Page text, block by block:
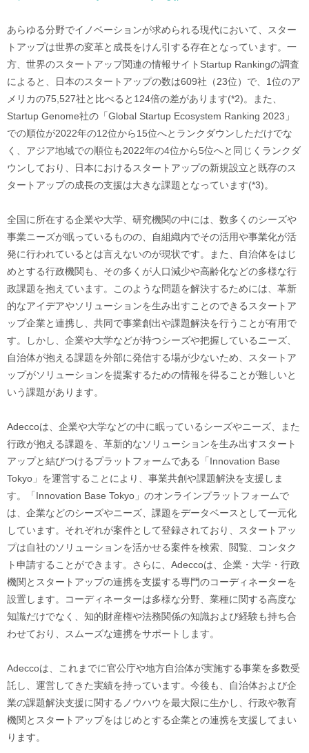
あらゆる分野でイノベーションが求められる現代において、スター
トアップは世界の変革と成長をけん引する存在となっています。一
方、世界のスタートアップ関連の情報サイトStartup Rankingの調査
によると、日本のスタートアップの数は609社（23位）で、1位のア
メリカの75,527社と比べると124倍の差があります(*2)。また、
Startup Genome社の「Global Startup Ecosystem Ranking 2023」
での順位が2022年の12位から15位へとランクダウンしただけでな
く、アジア地域での順位も2022年の4位から5位へと同じくランクダ
ウンしており、日本におけるスタートアップの新規設立と既存のス
タートアップの成長の支援は大きな課題となっています(*3)。
全国に所在する企業や大学、研究機関の中には、数多くのシーズや
事業ニーズが眠っているものの、自組織内でその活用や事業化が活
発に行われているとは言えないのが現状です。また、自治体をはじ
めとする行政機関も、その多くが人口減少や高齢化などの多様な行
政課題を抱えています。このような問題を解決するためには、革新
的なアイデアやソリューションを生み出すことのできるスタートア
ップ企業と連携し、共同で事業創出や課題解決を行うことが有用で
す。しかし、企業や大学などが持つシーズや把握しているニーズ、
自治体が抱える課題を外部に発信する場が少ないため、スタートア
ップがソリューションを提案するための情報を得ることが難しいと
いう課題があります。
Adeccoは、企業や大学などの中に眠っているシーズやニーズ、また
行政が抱える課題を、革新的なソリューションを生み出すスタート
アップと結びつけるプラットフォームである「Innovation Base
Tokyo」を運営することにより、事業共創や課題解決を支援しま
す。「Innovation Base Tokyo」のオンラインプラットフォームで
は、企業などのシーズやニーズ、課題をデータベースとして一元化
しています。それぞれが案件として登録されており、スタートアッ
プは自社のソリューションを活かせる案件を検索、閲覧、コンタク
ト申請することができます。さらに、Adeccoは、企業・大学・行政
機関とスタートアップの連携を支援する専門のコーディネーターを
設置します。コーディネーターは多様な分野、業種に関する高度な
知識だけでなく、知的財産権や法務関係の知識および経験も持ち合
わせており、スムーズな連携をサポートします。
Adeccoは、これまでに官公庁や地方自治体が実施する事業を多数受
託し、運営してきた実績を持っています。今後も、自治体および企
業の課題解決支援に関するノウハウを最大限に生かし、行政や教育
機関とスタートアップをはじめとする企業との連携を支援してまい
ります。